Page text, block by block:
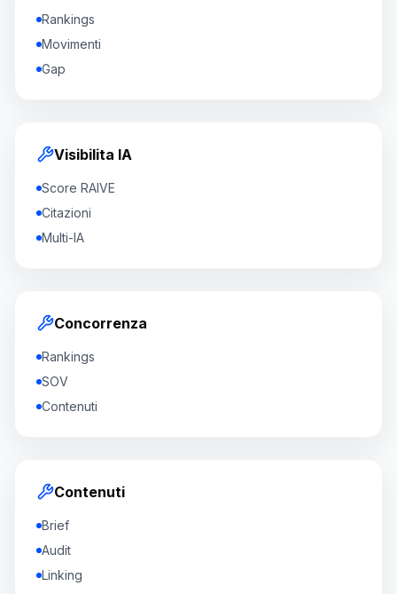
Rankings
Movimenti
Gap
Visibilita IA
Score RAIVE
Citazioni
Multi-IA
Concorrenza
Rankings
SOV
Contenuti
Contenuti
Brief
Audit
Linking